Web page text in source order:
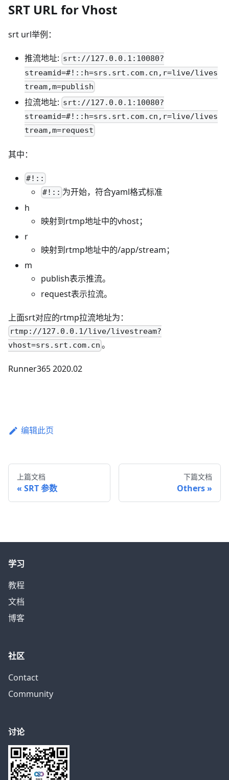
SRT URL for Vhost
srt url举例：
推流地址: srt://127.0.0.1:10080?
streamid=#!::h=srs.srt.com.cn,r=live/lives
tream,m=publish
拉流地址: srt://127.0.0.1:10080?
streamid=#!::h=srs.srt.com.cn,r=live/lives
tream,m=request
其中：
#!::
#!:: 为开始，符合yaml格式标准
h
映射到rtmp地址中的vhost；
r
映射到rtmp地址中的/app/stream；
m
publish表示推流。
request表示拉流。
上面srt对应的rtmp拉流地址为：
rtmp://127.0.0.1/live/livestream?
vhost=srs.srt.com.cn 。
Runner365 2020.02
编辑此页
上篇文档
SRT 参数
下篇文档
Others
学习
教程
文档
博客
社区
Contact
Community
讨论